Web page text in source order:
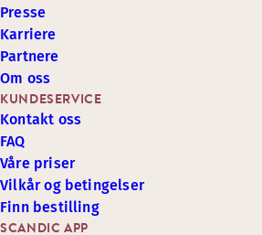
SCANDIC APP
KUNDESERVICE
Kontakt oss
FAQ
Våre priser
Vilkår og betingelser
Finn bestilling
Presse
Karriere
Partnere
Om oss